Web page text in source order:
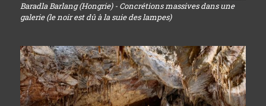
Baradla Barlang (Hongrie) - Concrétions massives dans une
galerie (le noir est dû à la suie des lampes)